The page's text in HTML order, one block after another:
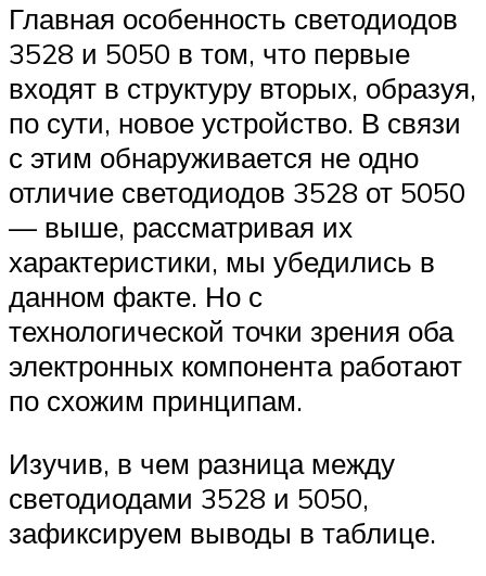
Главная особенность светодиодов
3528 и 5050 в том, что первые
входят в структуру вторых, образуя,
по сути, новое устройство. В связи
с этим обнаруживается не одно
отличие светодиодов 3528 от 5050
— выше, рассматривая их
характеристики, мы убедились в
данном факте. Но с
технологической точки зрения оба
электронных компонента работают
по схожим принципам.
Изучив, в чем разница между
светодиодами 3528 и 5050,
зафиксируем выводы в таблице.